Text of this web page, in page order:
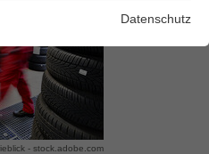
- stock.adobe.com
grundlegende Funktionen der
Datenschutz